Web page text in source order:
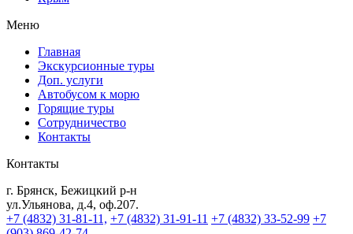
Меню
Главная
Экскурсионные туры
Доп. услуги
Автобусом к морю
Горящие туры
Сотрудничество
Контакты
Контакты
г. Брянск, Бежицкий р-н
ул.Ульянова, д.4, оф.207.
+7 (4832) 31-81-11, +7 (4832) 31-91-11 +7 (4832) 33-52-99 +7